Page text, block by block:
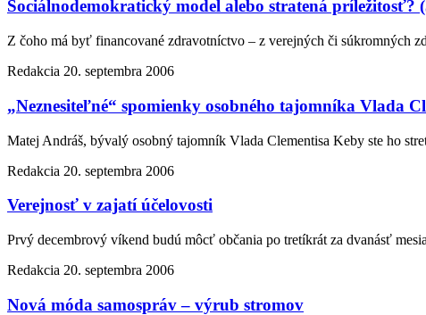
Sociálnodemokratický model alebo stratená príležitosť?
Z čoho má byť financované zdravotníctvo – z verejných či súkromných
Redakcia 20. septembra 2006
„Neznesiteľné“ spomienky osobného tajomníka Vlada
Matej Andráš, bývalý osobný tajomník Vlada Clementisa Keby ste ho
Redakcia 20. septembra 2006
Verejnosť v zajatí účelovosti
Prvý decembrový víkend budú môcť občania po tretíkrát za dvanásť
Redakcia 20. septembra 2006
Nová móda samospráv – výrub stromov